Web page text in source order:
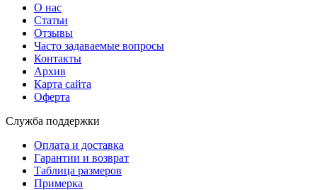
О нас
Статьи
Отзывы
Часто задаваемые вопросы
Контакты
Архив
Карта сайта
Оферта
Служба поддержки
Оплата и доставка
Гарантии и возврат
Таблица размеров
Примерка